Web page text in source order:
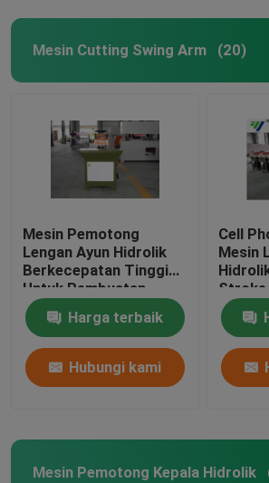
Mesin Cutting Swing Arm (20)
Mesin Pemotong
Lengan Ayun Hidrolik
Berkecepatan Tinggi
Untuk Pembuatan
Sarung Tangan Kulit
Harga terbaik
Hubungi kami
Cell
Mesin
Mesin Pemotong Kepala Hidrolik